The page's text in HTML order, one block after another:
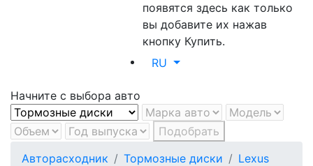
появятся здесь как только
вы добавите их нажав
кнопку Купить.
RU
Начните с выбора авто
Подобрать
Авторасходник
Тормозные диски
Lexus